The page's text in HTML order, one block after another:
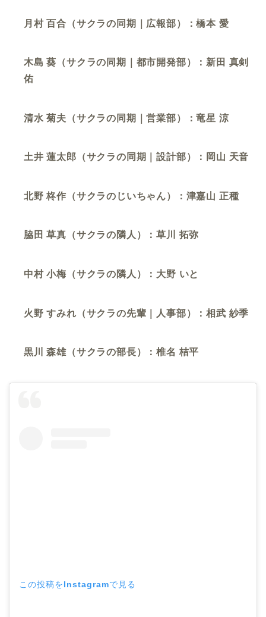
月村 百合（サクラの同期｜広報部）：橋本 愛
木島 葵（サクラの同期｜都市開発部）：新田 真剣
佑
清水 菊夫（サクラの同期｜営業部）：竜星 涼
土井 蓮太郎（サクラの同期｜設計部）：岡山 天音
北野 柊作（サクラのじいちゃん）：津嘉山 正種
脇田 草真（サクラの隣人）：草川 拓弥
中村 小梅（サクラの隣人）：大野 いと
火野 すみれ（サクラの先輩｜人事部）：相武 紗季
黒川 森雄（サクラの部長）：椎名 桔平
この投稿をInstagramで見る